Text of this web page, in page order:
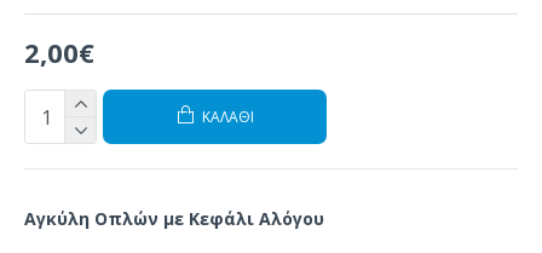
2,00€
ΚΑΛΆΘΙ
Αγκύλη Οπλών με Κεφάλι Αλόγου